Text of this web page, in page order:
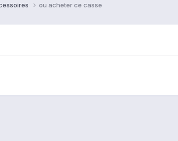
ou acheter ce casse